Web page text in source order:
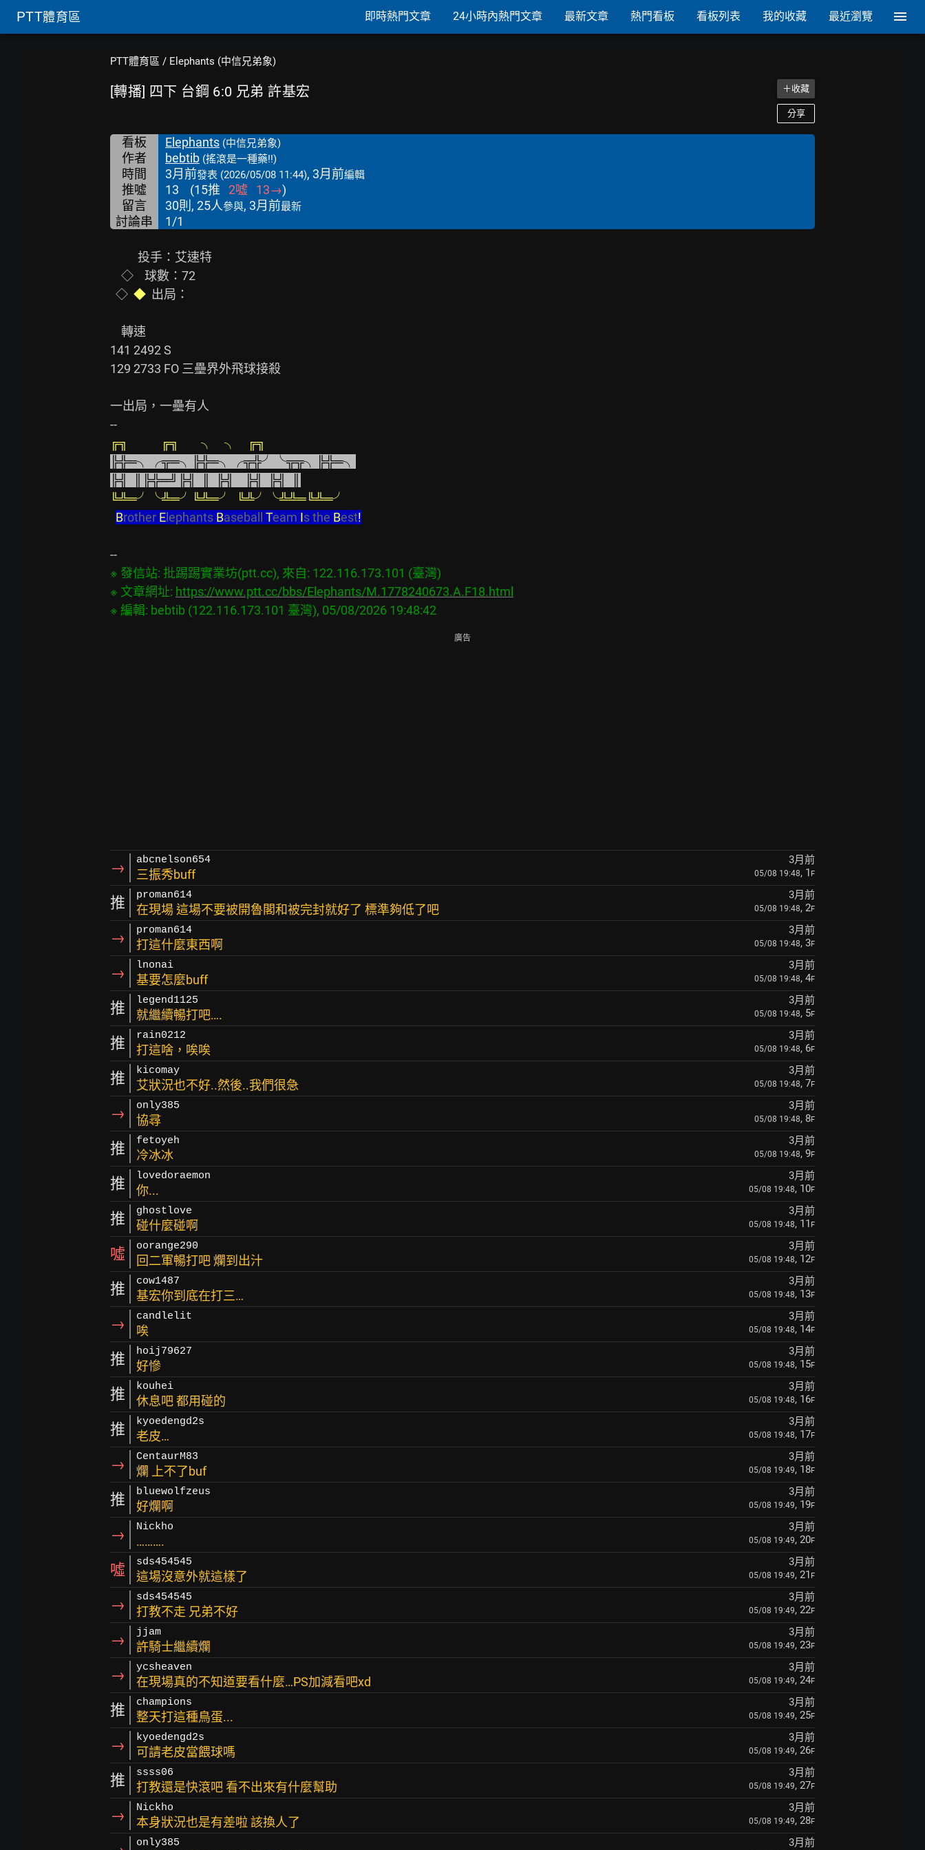
PTT體育區 即時熱門文章 24小時內熱門文章 最新文章 熱門看板 看板列表 我的收藏 最近瀏覽
PTT體育區 / Elephants (中信兄弟象)
[轉播] 四下 台鋼 6:0 兄弟 許基宏 ＋收藏
分享
看板 Elephants (中信兄弟象)
作者 bebtib (搖滾是一種藥!!)
時間 3月前發表 (2026/05/08 11:44), 3月前編輯
推噓 13 (15推 2噓 13→)
留言
30則, 25人參與, 3月前最新
討論串 1/1
  ◇
◆
  出局：
141 2492 S
129 2733 FO 三壘界外飛球接殺
一出局，一壘有人
╔╗            ╔╗        ╮    ╮    ╔╗
╠╬═╮╭╦═╮╠╬═╮╭╦╬╯╰╦╦╮╠╬═╮
╠╣  ║╠╬═╝╠╣  ║  ╠╣    ╠╣  ╠╣  ║
╚╩═╯╰╩═╯╚╩═╯  ╚╩╯╰╩╩═╚╩═╯
Brother E lephants Baseball Team Is the Best!
※ 發信站: 批踢踢實業坊(ptt.cc), 來自: 122.116.173.101 (臺灣)
※ 文章網址: https://www.ptt.cc/bbs/Elephants/M.1778240673.A.F18.html
廣告
→ abcnelson654 3月前
三振秀buff 05/08 19:48, 1 F
推 proman614 3月前
在現場 這場不要被開魯閣和被完封就好了 標準夠低了吧 05/08 19:48, 2F
→ proman614 3月前
打這什麼東西啊 05/08 19:48, 3F
→ lnonai 3月前
基要怎麼buff 05/08 19:48, 4F
推 legend1125 3月前
就繼續暢打吧…. 05/08 19:48, 5F
推 rain0212 3月前
打這啥，唉唉 05/08 19:48, 6F
推 kicomay 3月前
艾狀況也不好..然後..我們很急 05/08 19:48, 7F
→ only385 3月前
協尋 05/08 19:48, 8F
推 fetoyeh 3月前
冷冰冰 05/08 19:48, 9F
推 lovedoraemon 3月前
你... 05/08 19:48, 10F
推 ghostlove 3月前
碰什麼碰啊 05/08 19:48, 11 F
噓 oorange290 3月前
回二軍暢打吧 爛到出汁 05/08 19:48, 12F
推 cow1487 3月前
基宏你到底在打三… 05/08 19:48, 13F
→ candlelit 3月前
唉 05/08 19:48, 14F
推 hoij79627 3月前
好慘 05/08 19:48, 15F
推 kouhei 3月前
休息吧 都用碰的 05/08 19:48, 16F
推 kyoedengd2s 3月前
老皮… 05/08 19:48, 17F
→ CentaurM83 3月前
爛 上不了buf 05/08 19:49, 18F
推 bluewolfzeus 3月前
好爛啊 05/08 19:49, 19F
→ Nickho 3月前
………. 05/08 19:49, 20F
噓 sds454545 3月前
這場沒意外就這樣了 05/08 19:49, 21 F
→ sds454545 3月前
打教不走 兄弟不好 05/08 19:49, 22F
→ jjam 3月前
許騎士繼續爛 05/08 19:49, 23F
→ ycsheaven 3月前
在現場真的不知道要看什麼…PS加減看吧xd 05/08 19:49, 24F
推 champions 3月前
整天打這種鳥蛋... 05/08 19:49, 25F
→ kyoedengd2s 3月前
可請老皮當餵球嗎 05/08 19:49, 26F
推 ssss06 3月前
打教還是快滾吧 看不出來有什麼幫助 05/08 19:49, 27F
→ Nickho 3月前
本身狀況也是有差啦 該換人了 05/08 19:49, 28F
only385 3月前